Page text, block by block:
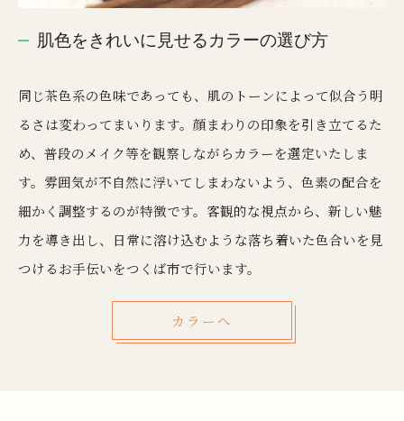
肌色をきれいに見せるカラーの選び方
同じ茶色系の色味であっても、肌のトーンによって似合う明
るさは変わってまいります。顔まわりの印象を引き立てるた
め、普段のメイク等を観察しながらカラーを選定いたしま
す。雰囲気が不自然に浮いてしまわないよう、色素の配合を
細かく調整するのが特徴です。客観的な視点から、新しい魅
力を導き出し、日常に溶け込むような落ち着いた色合いを見
つけるお手伝いをつくば市で行います。
カラーへ